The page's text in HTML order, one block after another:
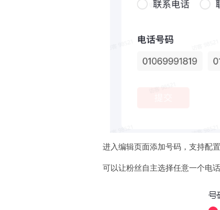
进入编辑页面添加号码，支持配
可以让粉丝自主选择任意一个电